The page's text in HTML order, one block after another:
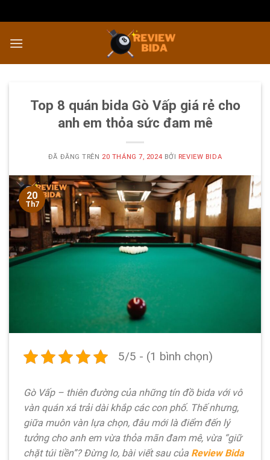
đến
nội
Top 8 quán bida Gò Vấp giá rẻ cho
anh em thỏa sức đam mê
ĐÃ ĐĂNG TRÊN 20 THÁNG 7, 2024 BỞI REVIEW BIDA
20
Th7
5/5 - (1 bình chọn)
Gò Vấp – thiên đường của những tín đồ bida với vô
vàn quán xá trải dài khắp các con phố. Thế nhưng,
giữa muôn vàn lựa chọn, đâu mới là điểm đến lý
tưởng cho anh em vừa thỏa mãn đam mê, vừa “giữ
chặt túi tiền”? Đừng lo, bài viết sau của Review Bida